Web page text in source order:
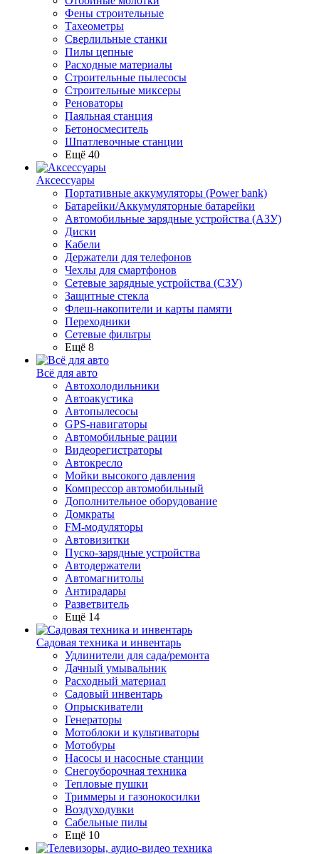
Фены строительные
Тахеометры
Сверлильные станки
Пилы цепные
Расходные материалы
Строительные пылесосы
Строительные миксеры
Реноваторы
Паяльная станция
Бетоносмеситель
Шпатлевочные станции
Ещё 40
Аксессуары
Портативные аккумуляторы (Power bank)
Батарейки/Аккумуляторные батарейки
Автомобильные зарядные устройства (АЗУ)
Диски
Кабели
Держатели для телефонов
Чехлы для смартфонов
Сетевые зарядные устройства (СЗУ)
Защитные стекла
Флеш-накопители и карты памяти
Переходники
Сетевые фильтры
Ещё 8
Всё для авто
Автохолодильники
Автоакустика
Автопылесосы
GPS-навигаторы
Автомобильные рации
Видеорегистраторы
Автокресло
Мойки высокого давления
Компрессор автомобильный
Дополнительное оборудование
Домкраты
FM-модуляторы
Автовизитки
Пуско-зарядные устройства
Автодержатели
Автомагнитолы
Антирадары
Разветвитель
Ещё 14
Садовая техника и инвентарь
Удлинители для сада/ремонта
Дачный умывальник
Расходный материал
Садовый инвентарь
Опрыскиватели
Генераторы
Мотоблоки и культиваторы
Мотобуры
Насосы и насосные станции
Снегоуборочная техника
Тепловые пушки
Триммеры и газонокосилки
Воздуходувки
Сабельные пилы
Ещё 10